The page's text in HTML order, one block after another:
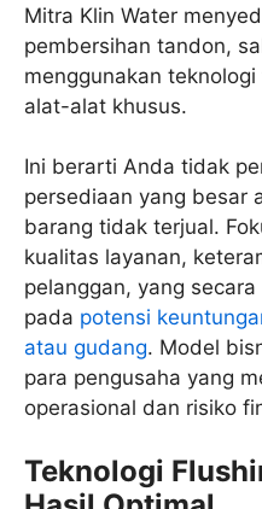
Mitra Klin Water
pembersihan tandon,
menggunakan
alat-alat khusus.
Ini berarti Anda tidak
persediaan yang besar
barang tidak terjual.
kualitas layanan,
pelanggan, yang
pada potensi
atau gudang. Model
para pengusaha yang
operasional dan risiko
Teknologi